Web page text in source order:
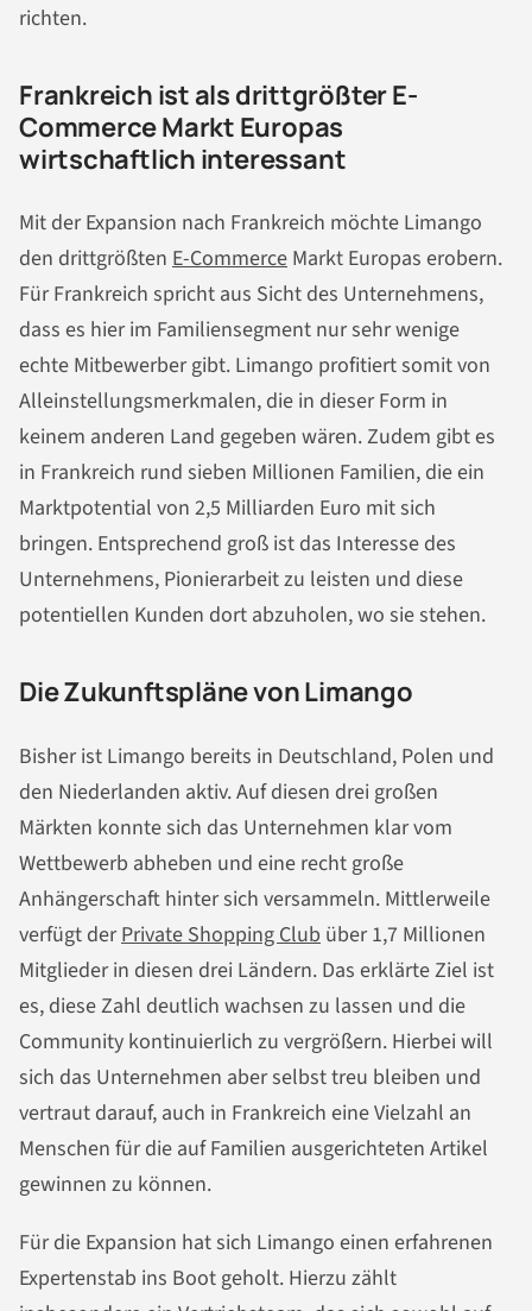
richten.
Frankreich ist als drittgrößter E-
Commerce Markt Europas
wirtschaftlich interessant
Mit der Expansion nach Frankreich möchte Limango
den drittgrößten E-Commerce Markt Europas erobern.
Für Frankreich spricht aus Sicht des Unternehmens,
dass es hier im Familiensegment nur sehr wenige
echte Mitbewerber gibt. Limango profitiert somit von
Alleinstellungsmerkmalen, die in dieser Form in
keinem anderen Land gegeben wären. Zudem gibt es
in Frankreich rund sieben Millionen Familien, die ein
Marktpotential von 2,5 Milliarden Euro mit sich
bringen. Entsprechend groß ist das Interesse des
Unternehmens, Pionierarbeit zu leisten und diese
potentiellen Kunden dort abzuholen, wo sie stehen.
Die Zukunftspläne von Limango
Bisher ist Limango bereits in Deutschland, Polen und
den Niederlanden aktiv. Auf diesen drei großen
Märkten konnte sich das Unternehmen klar vom
Wettbewerb abheben und eine recht große
Anhängerschaft hinter sich versammeln. Mittlerweile
verfügt derPrivate Shopping Club über 1,7 Millionen
Mitglieder in diesen drei Ländern. Das erklärte Ziel ist
es, diese Zahl deutlich wachsen zu lassen und die
Community kontinuierlich zu vergrößern. Hierbei will
sich das Unternehmen aber selbst treu bleiben und
vertraut darauf, auch in Frankreich eine Vielzahl an
Menschen für die auf Familien ausgerichteten Artikel
gewinnen zu können.
Für die Expansion hat sich Limango einen erfahrenen
Expertenstab ins Boot geholt. Hierzu zählt